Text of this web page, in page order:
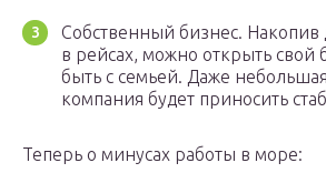
Собственный бизнес. Накопив
в рейсах, можно открыть свой
быть с семьей. Даже
компания будет приносить
Теперь о минусах работы в море: